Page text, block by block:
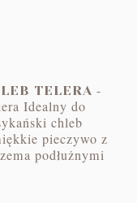
TELERA -
Idealny do
chleb
pieczywo z
podłużnymi